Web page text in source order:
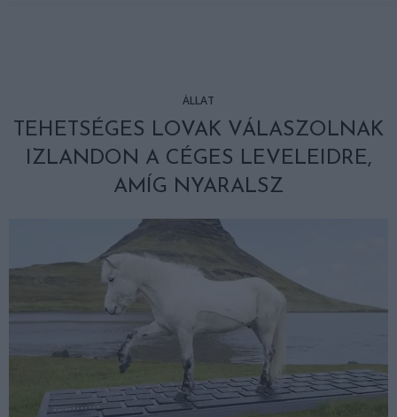
ÁLLAT
TEHETSÉGES LOVAK VÁLASZOLNAK
IZLANDON A CÉGES LEVELEIDRE,
AMÍG NYARALSZ